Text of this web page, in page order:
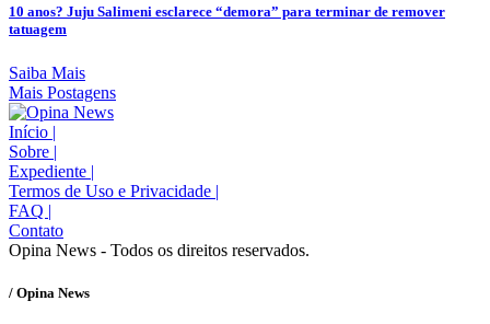
10 anos? Juju Salimeni esclarece “demora” para terminar de remover
tatuagem
Saiba Mais
Mais Postagens
Início |
Sobre |
Expediente |
Termos de Uso e Privacidade |
FAQ |
Contato
Opina News - Todos os direitos reservados.
/ Opina News